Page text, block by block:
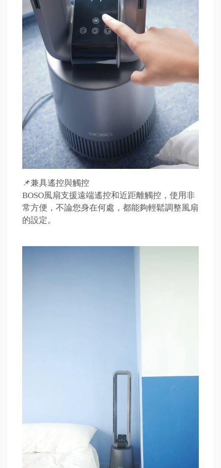
📌兼具遙控與觸控
BOSO風扇支援遠端遙控和近距離觸控，使用非
常方便，不論您身在何處，都能夠輕鬆調整風扇
的設定。